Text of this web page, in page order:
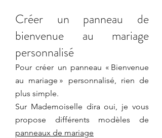
Créer un panneau de
bienvenue au mariage
personnalisé
Pour créer un panneau « Bienvenue
au mariage » personnalisé, rien de
plus simple.
Sur Mademoiselle dira oui, je vous
propose différents m
panneaux de mariage